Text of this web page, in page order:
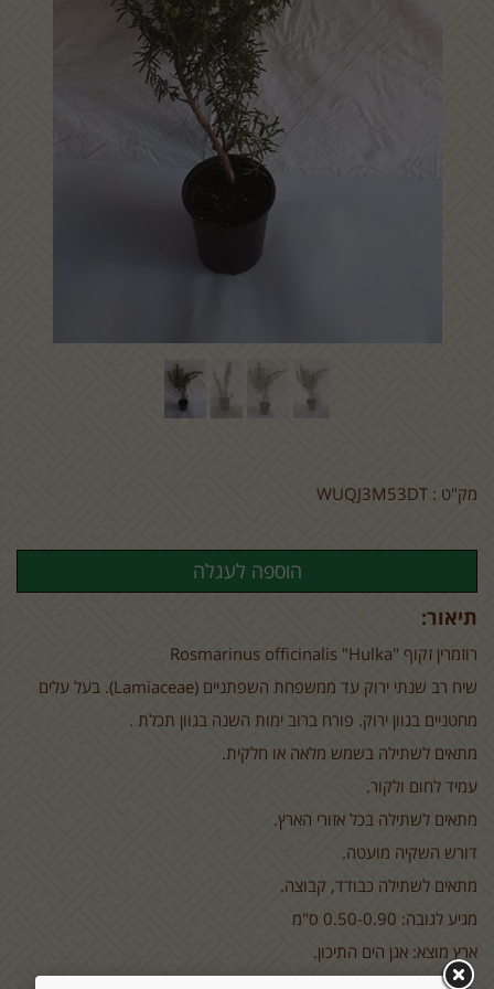
מק"ט : WUQJ3M53DT
תיאור:
רוזמרין זקוף officinalis "Hulka"
Rosmarinus
שיח רב שנתי ירוק עד ממשפחת השפתניים ((Lamiaceae. בעל עלים
מחטניים בגוון ירוק. פורח ברוב ימות השנה בגוון תכלת .
מתאים לשתילה בשמש מלאה או חלקית.
עמיד לחום ולקור.
מתאים לשתילה בכל אזורי הארץ.
דורש השקיה מועטה.
מתאים לשתילה כבודד, קבוצה.
מגיע לגובה: 0.50-0.90 ס"מ
ארץ מוצא: אגן הים התיכון.